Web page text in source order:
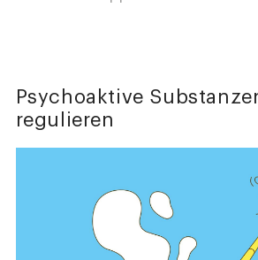
Psychoaktive
regulieren